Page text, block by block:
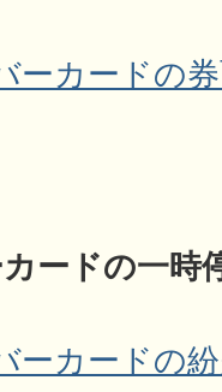
ーカードの
ードの一時
ーカードの